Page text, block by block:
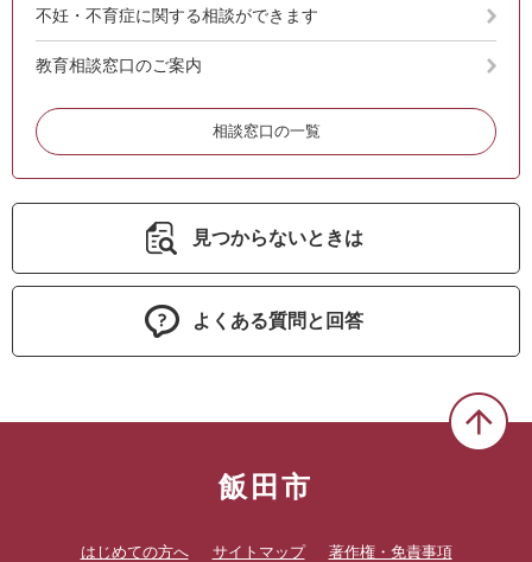
不妊・不育症に関する相談ができます
教育相談窓口のご案内
相談窓口の一覧
見つからないときは
よくある質問と回答
飯田市
はじめての方へ サイトマップ 著作権・免責事項